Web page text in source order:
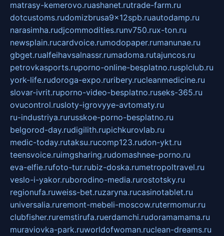
matrasy-kemerovo.ruashanet.rutrade-farm.ru
dotcustoms.rudomizbrusa9x12spb.ruautodamp.ru
narasimha.rudjcommodities.runv750.rux-ton.ru
newsplain.rucardvoice.rumodopaper.rumanunae.ru
gbget.rualfeihavsalnassr.rumadoma.rutajuncos.ru
petrovkasports.ruporno-online-besplatno.rusplclub.ru
york-life.rudoroga-expo.ruribery.rucleanmedicine.ru
slovar-ivrit.ruporno-video-besplatno.ruseks-365.ru
ovucontrol.rusloty-igrovyye-avtomaty.ru
ru-industriya.rurusskoe-porno-besplatno.ru
belgorod-day.rudigilith.rupichkurovlab.ru
medic-today.rutaksu.rucomp123.rudon-ykt.ru
teensvoice.ruimgsharing.rudomashnee-porno.ru
eva-elfie.rufoto-tur.rubiz-doska.rumetropoltravel.ru
veslo-i-yakor.ruborodino-media.rurostotsky.ru
regionufa.ruweiss-bet.ruzaryna.rucasinotablet.ru
universalia.ruremont-mebeli-moscow.rutermomur.ru
clubfisher.ruremstirufa.ruerdamchi.rudoramamama.ru
muraviovka-park.ruworldofwoman.ruclean-dreams.ru